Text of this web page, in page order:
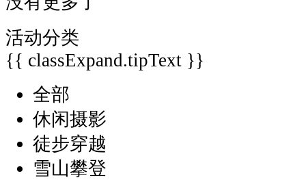
活动分类
{{ classExpand.tipText }}
全部
休闲摄影
徒步穿越
雪山攀登